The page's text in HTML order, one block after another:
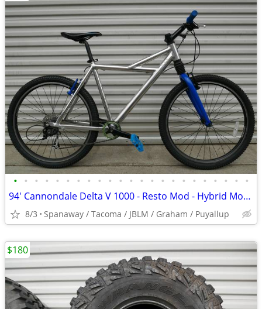
• • • • • • • • • • • • • • • • • • • • • • •
94' Cannondale Delta V 1000 - Resto Mod - Hybrid Mountain Bike
8/3 Spanaway / Tacoma / JBLM / Graham / Puyallup
$180